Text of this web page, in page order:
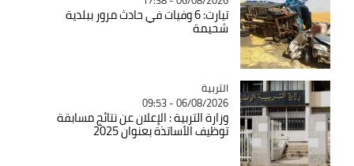
تيارت: 6 وفيات في حادث مرور ببلدية
شحيمة
Catégorie
التربية
06/08/2026 - 09:53
وزارة التربية : الإعلان عن نتائج مسابقة
توظيف الأساتذة بعنوان 2025